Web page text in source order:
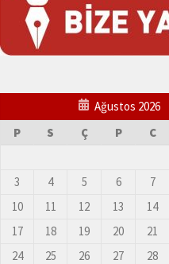
Ağustos 2026
P
S Ç P C
3
4 5 6 7
10
11 12 13 14
17
18 19 20 21
24
25 26 27 28